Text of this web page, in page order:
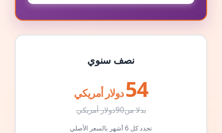
نصف سنوي
54 دولار أمريكي
بدلا من90دولار أمريكي
تجدد كل 6 أشهر بالسعر الأصلي